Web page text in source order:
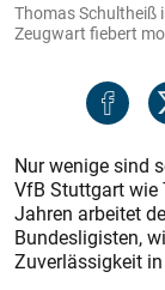
Thomas Schultheiß
Zeugwart fiebert
Nur wenige sind
VfB Stuttgart wie
Jahren arbeitet
Bundesligisten,
Zuverlässigkeit